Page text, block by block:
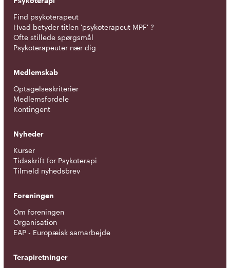
Find psykoterapeut
Hvad betyder titlen 'psykoterapeut MPF' ?
Ofte stillede spørgsmål
Psykoterapeuter nær dig
Medlemskab
Optagelseskriterier
Medlemsfordele
Kontingent
Nyheder
Kurser
Tidsskrift for Psykoterapi
Tilmeld nyhedsbrev
Foreningen
Om foreningen
Organisation
EAP - Europæisk samarbejde
Terapiretninger